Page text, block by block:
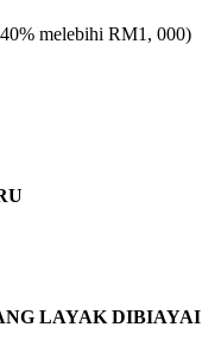
melebihi RM1, 000)
LAYAK DIBIAYAI